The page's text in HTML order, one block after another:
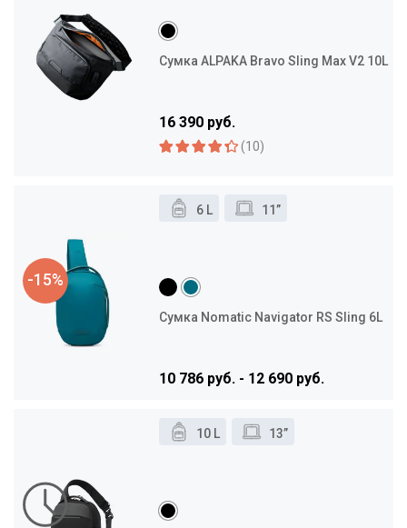
Сумка ALPAKA Bravo Sling Max V2 10L
16 390 руб.
(10)
-15%
6 L 11”
Сумка Nomatic Navigator RS Sling 6L
10 786 руб. - 12 690 руб.
10 L 13”